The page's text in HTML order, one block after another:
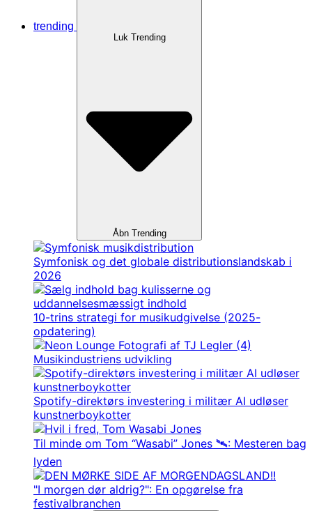
trending
Luk Trending
Åbn Trending
Symfonisk og det globale distributionslandskab i
2026
10-trins strategi for musikudgivelse (2025-
opdatering)
Musikindustriens udvikling
Spotify-direktørs investering i militær AI udløser
kunstnerboykotter
Til minde om Tom “Wasabi” Jones 🛰️: Mesteren bag
lyden
"I morgen dør aldrig?": En opgørelse fra
festivalbranchen